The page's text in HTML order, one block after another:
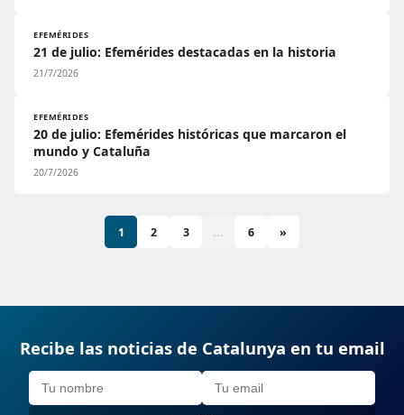
EFEMÉRIDES
21 de julio: Efemérides destacadas en la historia
21/7/2026
EFEMÉRIDES
20 de julio: Efemérides históricas que marcaron el
mundo y Cataluña
20/7/2026
1 2 3 ... 6 »
Recibe las noticias de Catalunya en tu email